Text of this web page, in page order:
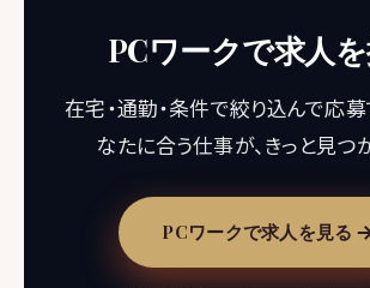
PCワークで求人
在宅・通勤・条件で絞り込んで応募
なたに合う仕事が、きっと見つ
PCワークで求人を見る